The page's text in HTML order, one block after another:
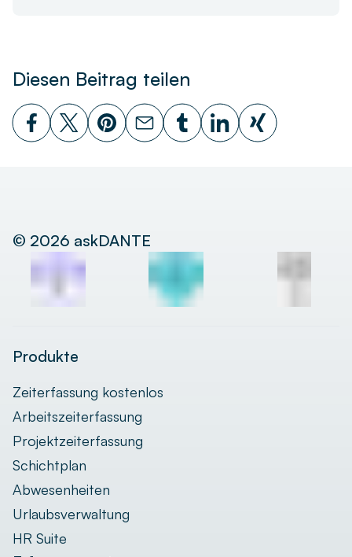
Diesen Beitrag teilen
© 2026 askDANTE
Produkte
Zeiterfassung kostenlos
Arbeitszeiterfassung
Projektzeiterfassung
Schichtplan
Abwesenheiten
Urlaubsverwaltung
HR Suite